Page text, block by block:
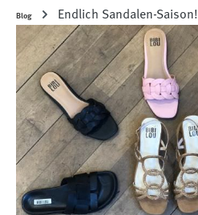
Blog Endlich Sandalen-Saison!